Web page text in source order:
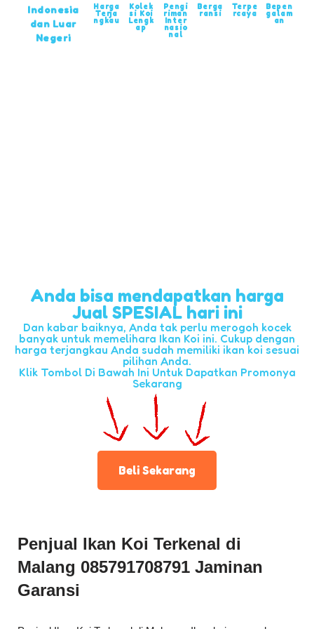
Indonesia
dan Luar
Negeri
Harga
Terja
ngkau
Kolek
si Koi
Lengk
ap
Pengi
riman
Inter
nasio
nal
Berga
ransi
Terpe
rcaya
Bepen
galam
an
Anda bisa mendapatkan harga
Jual SPESIAL hari ini
Dan kabar baiknya, Anda tak perlu merogoh kocek
banyak untuk memelihara Ikan Koi ini. Cukup dengan
harga terjangkau Anda sudah memiliki ikan koi sesuai
pilihan Anda.
Klik Tombol Di Bawah Ini Untuk Dapatkan Promonya
Sekarang
Beli Sekarang
Penjual Ikan Koi Terkenal di
Malang 085791708791 Jaminan
Garansi